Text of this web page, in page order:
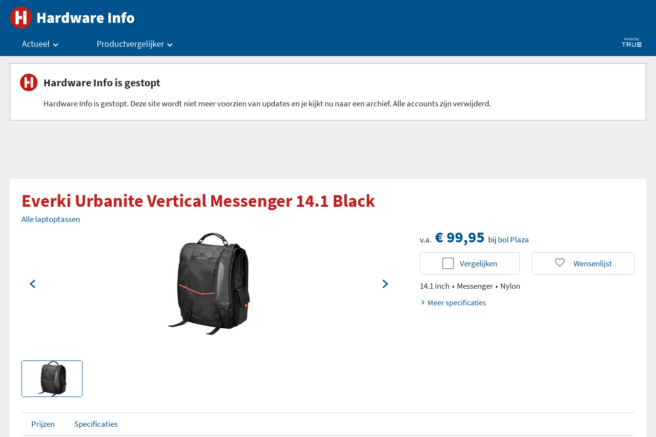
Actueel Productvergelijker
Hardware Info is gestopt
Hardware Info is gestopt. Deze site wordt niet meer voorzien van updates en je kijkt nu naar een archief. Alle accounts zijn verwijderd.
Everki Urbanite Vertical Messenger 14.1 Black
Alle laptoptassen
v.a. € 99,95 bij bol Plaza
Vergelijken Wensenlijst
14.1 inch Messenger Nylon
Meer specificaties
Prijzen Specificaties